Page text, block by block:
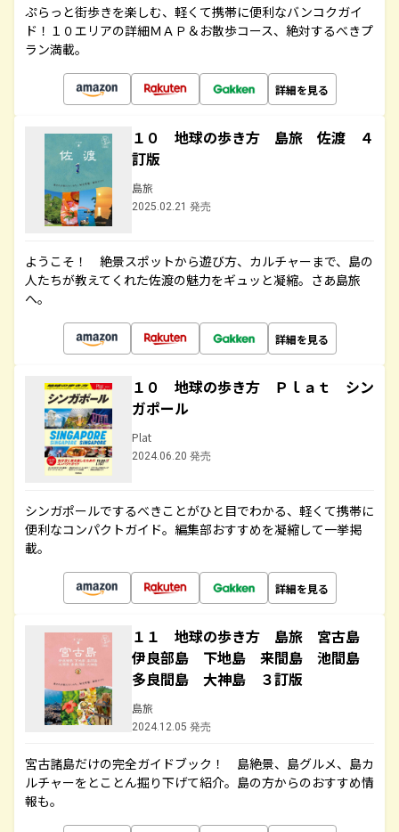
ぷらっと街歩きを楽しむ、軽くて携帯に便利なバンコクガイ
ド！１０エリアの詳細ＭＡＰ＆お散歩コース、絶対するべきプ
ラン満載。
詳細を見る
１０ 地球の歩き方 島旅 佐渡 ４
訂版
島旅
2025.02.21 発売
ようこそ！ 絶景スポットから遊び方、カルチャーまで、島の
人たちが教えてくれた佐渡の魅力をギュッと凝縮。さあ島旅
へ。
詳細を見る
１０ 地球の歩き方 Ｐｌａｔ シン
ガポール
Plat
2024.06.20 発売
シンガポールでするべきことがひと目でわかる、軽くて携帯に
便利なコンパクトガイド。編集部おすすめを凝縮して一挙掲
載。
詳細を見る
１１ 地球の歩き方 島旅 宮古島
伊良部島 下地島 来間島 池間島
多良間島 大神島 ３訂版
島旅
2024.12.05 発売
宮古諸島だけの完全ガイドブック！ 島絶景、島グルメ、島カ
ルチャーをとことん掘り下げて紹介。島の方からのおすすめ情
報も。